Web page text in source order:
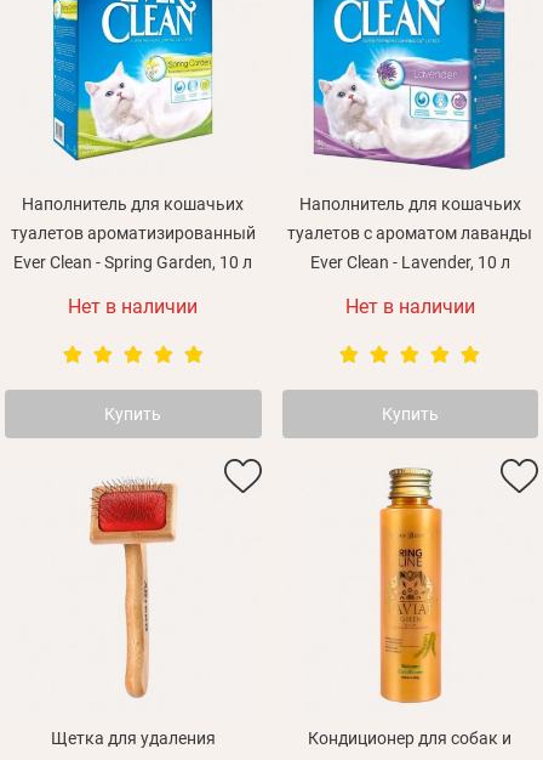
Наполнитель для кошачьих
туалетов ароматизированный
Ever Clean - Spring Garden, 10 л
Нет в наличии
Купить
Наполнитель для кошачьих
туалетов с ароматом лаванды
Ever Clean - Lavender, 10 л
Нет в наличии
Купить
Щетка для удаления
Кондиционер для собак и